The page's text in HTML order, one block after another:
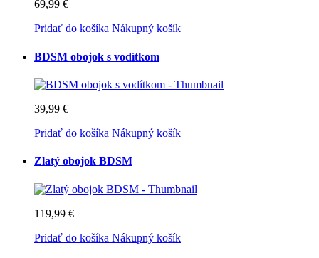
69,99 €
Pridať do košíka Nákupný košík
BDSM obojok s vodítkom
39,99 €
Pridať do košíka Nákupný košík
Zlatý obojok BDSM
119,99 €
Pridať do košíka Nákupný košík